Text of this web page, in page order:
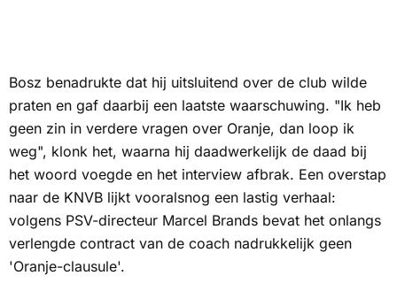
Bosz benadrukte dat hij uitsluitend over de club wilde
praten en gaf daarbij een laatste waarschuwing. "Ik heb
geen zin in verdere vragen over Oranje, dan loop ik
weg", klonk het, waarna hij daadwerkelijk de daad bij
het woord voegde en het interview afbrak. Een overstap
naar de KNVB lijkt vooralsnog een lastig verhaal:
volgens PSV-directeur Marcel Brands bevat het onlangs
verlengde contract van de coach nadrukkelijk geen
'Oranje-clausule'.